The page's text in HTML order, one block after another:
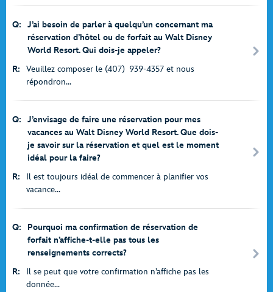
Q:
J’ai besoin de parler à quelqu’un concernant ma
réservation d’hôtel ou de forfait au Walt Disney
World Resort. Qui dois-je appeler?
R:
Veuillez composer le (407) 939-4357 et nous
répondron...
Q:
J’envisage de faire une réservation pour mes
vacances au Walt Disney World Resort. Que dois-
je savoir sur la réservation et quel est le moment
idéal pour la faire?
R:
Il est toujours idéal de commencer à planifier vos
vacance...
Q:
Pourquoi ma confirmation de réservation de
forfait n’affiche-t-elle pas tous les
renseignements corrects?
R:
Il se peut que votre confirmation n’affiche pas les
donnée...